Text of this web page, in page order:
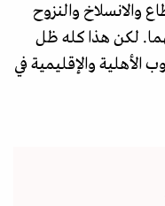
والانسلاخ والنزوح
لكن هذا كله ظل
الأهلية والإقليمية في